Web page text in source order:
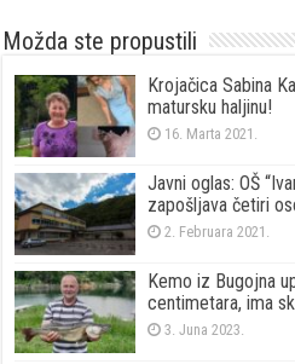
Možda ste propustili
Krojačica Sabina
matursku haljinu!
16. Marta 2021.
Javni oglas: OŠ
zapošljava četiri
2. Februara 2021.
Kemo iz Bugojna
centimetara, ima
3. Juna 2023.